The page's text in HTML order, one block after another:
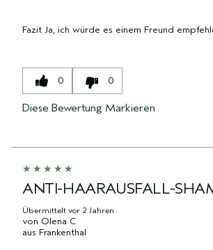
Fazit Ja, ich würde es einem Freund
0 0
Diese Bewertung Markieren
ANTI-HAARAUSFALL-
Übermittelt vor 2 Jahren
von Olena C
aus Frankenthal